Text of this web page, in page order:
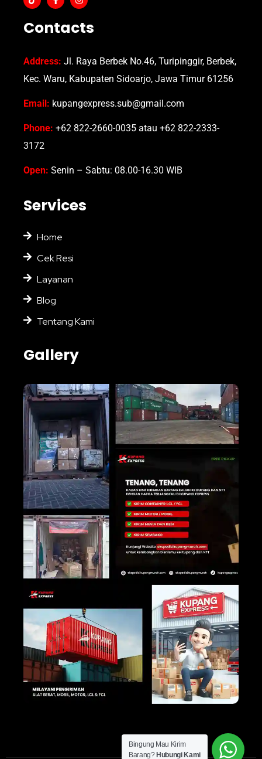
Contacts
Address: Jl. Raya Berbek No.46, Turipinggir, Berbek,
Kec. Waru, Kabupaten Sidoarjo, Jawa Timur 61256
Email: kupangexpress.sub@gmail.com
Phone: +62 822-2660-0035 atau +62 822-2333-
3172
Open: Senin – Sabtu: 08.00-16.30 WIB
Services
Home
Cek Resi
Layanan
Blog
Tentang Kami
Gallery
Bingung Mau Kirim
Barang? Hubungi Kami